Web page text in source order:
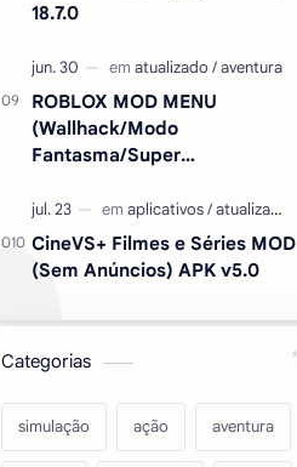
18.7.0
ROBLOX MOD MENU
(Wallhack/Modo
Fantasma/Super
CineVS+ Filmes e Séries MOD
(Sem Anúncios) APK v5.0
Categorias
simulação ação aventura